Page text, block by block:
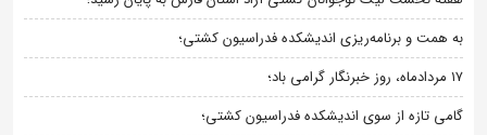
به همت و برنامه‌ریزی اندیشکده فدراسیون کشتی؛
۱۷ مردادماه، روز خبرنگار گرامی باد؛
گامی تازه از سوی اندیشکده فدراسیون کشتی؛